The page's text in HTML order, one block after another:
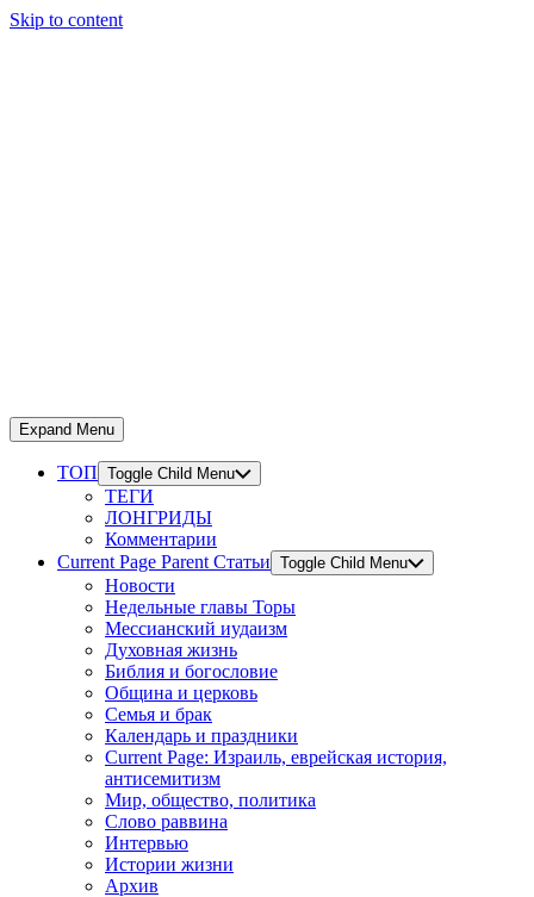
Skip to content
Expand Menu
ТОП Toggle Child Menu
ТЕГИ
ЛОНГРИДЫ
Комментарии
Current Page Parent Статьи Toggle Child Menu
Новости
Недельные главы Торы
Мессианский иудаизм
Духовная жизнь
Библия и богословие
Община и церковь
Семья и брак
Календарь и праздники
Current Page: Израиль, еврейская история,
антисемитизм
Мир, общество, политика
Слово раввина
Интервью
Истории жизни
Архив